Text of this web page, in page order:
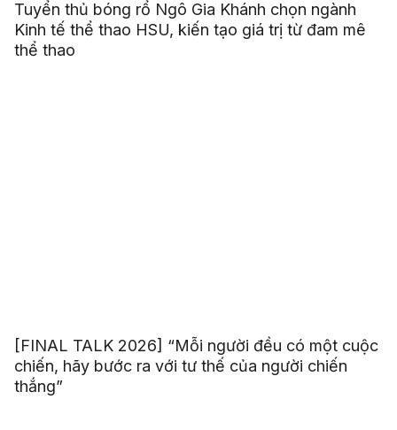
Tuyển thủ bóng rổ Ngô Gia Khánh chọn ngành
Kinh tế thể thao HSU, kiến tạo giá trị từ đam mê
thể thao
[FINAL TALK 2026] “Mỗi người đều có một cuộc
chiến, hãy bước ra với tư thế của người chiến
thắng”